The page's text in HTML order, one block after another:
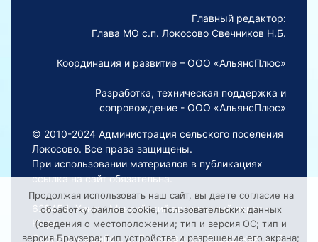
Главный редактор:
Глава МО с.п. Локосово Свечников Н.Б.
Координация и развитие – ООО «АльянсПлюс»
Разработка, техническая поддержка и
сопровождение - ООО «АльянсПлюс»
© 2010-2024 Администрация сельского поселения
Локосово. Все права защищены.
При использовании материалов в публикациях
ссылка на сайт обязательна.
628454, Ханты-Мансийский автономный округ –
Югра,
Сургутский район, с. Локосово, ул. Заводская, д. 5
Продолжая использовать наш сайт, вы даете согласие на
обработку файлов cookie, пользовательских данных
(сведения о местоположении; тип и версия ОС; тип и
версия Браузера; тип устройства и разрешение его экрана;